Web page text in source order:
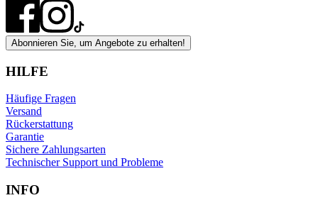
Abonnieren Sie, um Angebote zu erhalten!
HILFE
Häufige Fragen
Versand
Rückerstattung
Garantie
Sichere Zahlungsarten
Technischer Support und Probleme
INFO